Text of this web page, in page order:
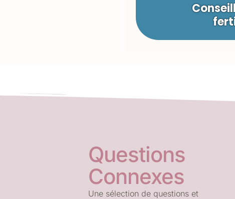
Questions
Connexes
Une sélection de questions et